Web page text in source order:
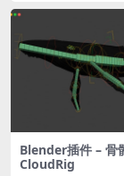
Blender插件 – 骨
CloudRig